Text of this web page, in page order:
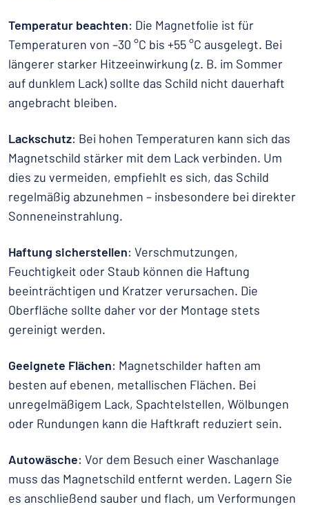
Temperatur beachten: Die Magnetfolie ist für
Temperaturen von –30 °C bis +55 °C ausgelegt. Bei
längerer starker Hitzeeinwirkung (z. B. im Sommer
auf dunklem Lack) sollte das Schild nicht dauerhaft
angebracht bleiben.
Lackschutz: Bei hohen Temperaturen kann sich das
Magnetschild stärker mit dem Lack verbinden. Um
dies zu vermeiden, empfiehlt es sich, das Schild
regelmäßig abzunehmen – insbesondere bei direkter
Sonneneinstrahlung.
Haftung sicherstellen: Verschmutzungen,
Feuchtigkeit oder Staub können die Haftung
beeinträchtigen und Kratzer verursachen. Die
Oberfläche sollte daher vor der Montage stets
gereinigt werden.
Geeignete Flächen: Magnetschilder haften am
besten auf ebenen, metallischen Flächen. Bei
unregelmäßigem Lack, Spachtelstellen, Wölbungen
oder Rundungen kann die Haftkraft reduziert sein.
Autowäsche: Vor dem Besuch einer Waschanlage
muss das Magnetschild entfernt werden. Lagern Sie
es anschließend sauber und flach, um Verformungen